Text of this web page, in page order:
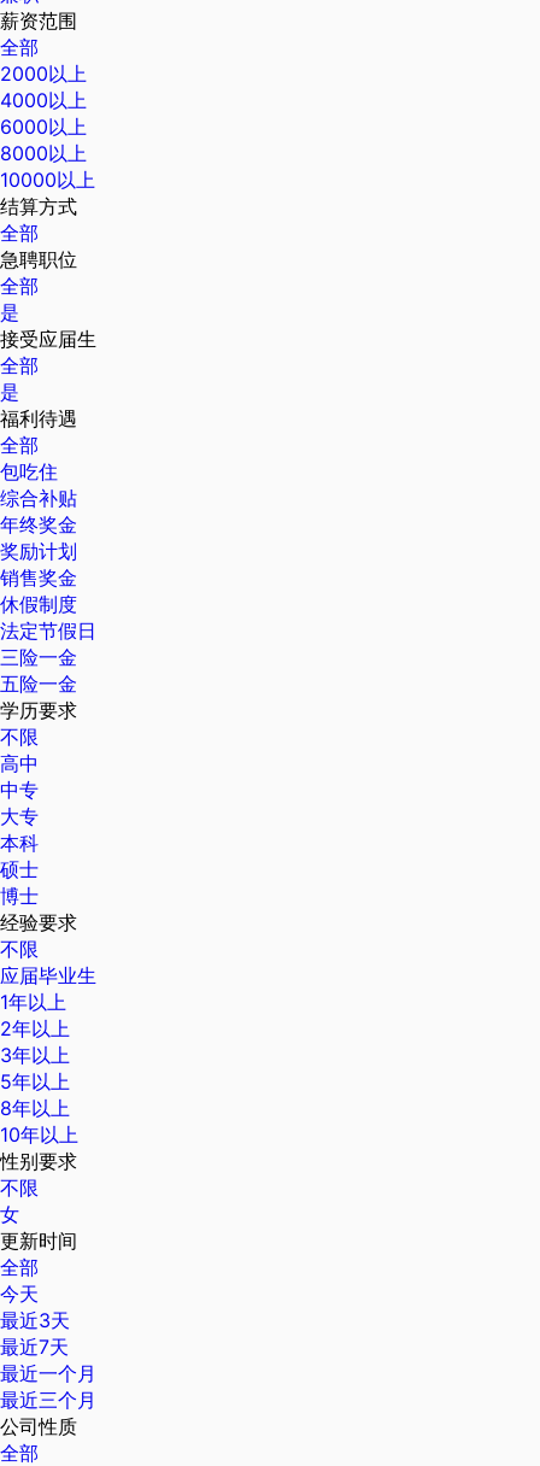
薪资范围
全部
2000以上
4000以上
6000以上
8000以上
10000以上
结算方式
全部
急聘职位
全部
是
接受应届生
全部
是
福利待遇
全部
包吃住
综合补贴
年终奖金
奖励计划
销售奖金
休假制度
法定节假日
三险一金
五险一金
学历要求
不限
高中
中专
大专
本科
硕士
博士
经验要求
不限
应届毕业生
1年以上
2年以上
3年以上
5年以上
8年以上
10年以上
性别要求
不限
女
更新时间
全部
今天
最近3天
最近7天
最近一个月
最近三个月
公司性质
全部